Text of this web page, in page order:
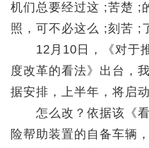
机们总要经过这 ;苦楚 ;
照，可不必这么 ;刻苦 ;
12月10日，《对于推
度改革的看法》出台，
据安排，上半年，将启
怎么改？依据该《看
险帮助装置的自备车辆